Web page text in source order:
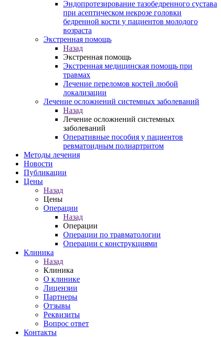
Эндопротезирование тазобедренного сустава
при асептическом некрозе головки
бедренной кости у пациентов молодого
возраста
Экстренная помощь
Назад
Экстренная помощь
Экстренная медицинская помощь при
травмах
Лечение переломов костей любой
локализации
Лечение осложнений системных заболеваний
Назад
Лечение осложнений системных
заболеваний
Оперативные пособия у пациентов
ревматоидным полиартритом
Методы лечения
Новости
Публикации
Цены
Назад
Цены
Операции
Назад
Операции
Операции по травматологии
Операции с конструкциями
Клиника
Назад
Клиника
О клинике
Лицензии
Партнеры
Отзывы
Реквизиты
Вопрос ответ
Контакты